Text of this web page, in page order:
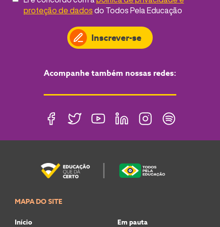
proteção de dados do Todos Pela Educação
Inscrever-se
Acompanhe também nossas redes:
MAPA DO SITE
Início Em pauta